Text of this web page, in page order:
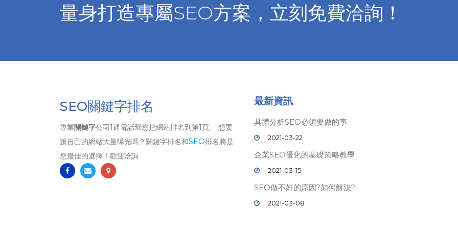
量身打造專屬SEO方案，立刻免費洽詢！
SEO關鍵字排名
專業關鍵字公司1通電話幫您把網站排名到第1頁、 想要
讓自己的網站大量曝光嗎？關鍵字排名和SEO排名將是
您最佳的選擇！歡迎洽詢
最新資訊
具體分析SEO必須要做的事
2021-03-22
企業SEO優化的基礎策略教學
2021-03-15
SEO做不好的原因?如何解決?
2021-03-08